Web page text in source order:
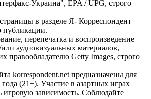
Украина", EPA / UPG, строго
в разделе Я- Корреспондент
публикации.
перепечатка и воспроизведение
аудиовизуальных материалов,
правообладателю Getty Images, строго
korrespondent.net предназначены для
(21+). Участие в азартных играх
игровую зависимость. Соблюдайте